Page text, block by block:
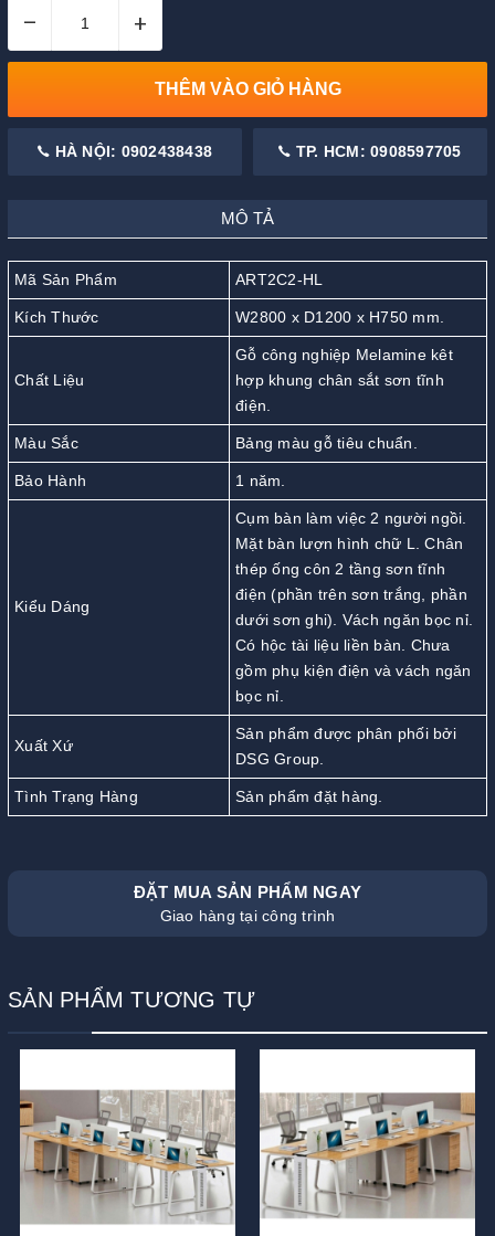
– +
THÊM VÀO GIỎ HÀNG
HÀ NỘI: 0902438438 TP. HCM: 0908597705
MÔ TẢ
Mã Sản Phẩm ART2C2-HL
Kích Thước W2800 x D1200 x H750 mm.
Chất Liệu
Gỗ công nghiệp Melamine kêt
hợp khung chân sắt sơn tĩnh
điện.
Màu Sắc Bảng màu gỗ tiêu chuẩn.
Bảo Hành 1 năm.
Kiểu Dáng
Cụm bàn làm việc 2 người ngồi.
Mặt bàn lượn hình chữ L. Chân
thép ống côn 2 tầng sơn tĩnh
điện (phần trên sơn trắng, phần
dưới sơn ghi). Vách ngăn bọc nỉ.
Có hộc tài liệu liền bàn. Chưa
gồm phụ kiện điện và vách ngăn
bọc nỉ.
Xuất Xứ
Sản phẩm được phân phối bởi
DSG Group.
Tình Trạng Hàng Sản phẩm đặt hàng.
ĐẶT MUA SẢN PHẨM NGAY
Giao hàng tại công trình
SẢN PHẨM TƯƠNG TỰ